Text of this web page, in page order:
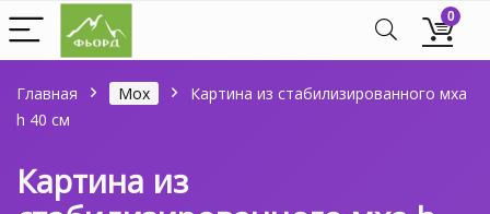
0
Главная Мох
Картина из стабилизированного мха
h 40 см
Картина из